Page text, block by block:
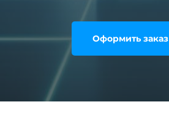
Оформить заказ